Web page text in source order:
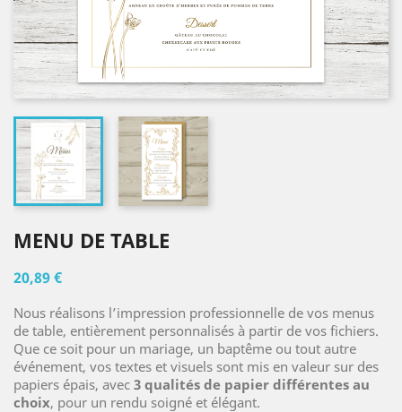
MENU DE TABLE
20,89 €
Nous réalisons l’impression professionnelle de vos menus
de table, entièrement personnalisés à partir de vos fichiers.
Que ce soit pour un mariage, un baptême ou tout autre
événement, vos textes et visuels sont mis en valeur sur des
papiers épais, avec 3 qualités de papier différentes au
choix, pour un rendu soigné et élégant.